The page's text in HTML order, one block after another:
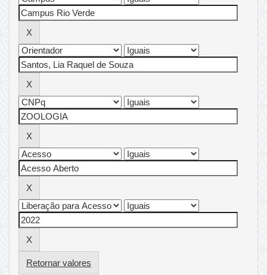
Retornar valores